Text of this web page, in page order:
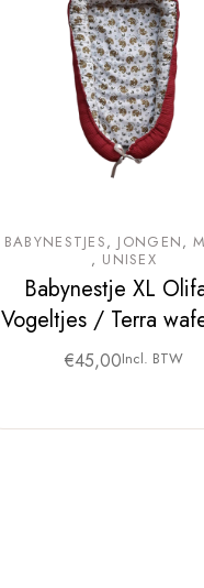
BABYNESTJES JONGEN
UNISEX
Babynestje XL
Vogeltjes / Terra
€45,00Incl. BTW